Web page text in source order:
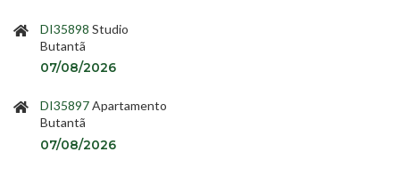
DI35898 Studio
Butantã
07/08/2026
DI35897Apartamento
Butantã
07/08/2026